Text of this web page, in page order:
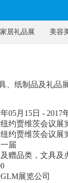
家居礼品展 美容
、纸制品及礼品
05月15日 - 2017
约贾维茨会议展
约贾维茨会议展
届
赠品类，文具及
展览公司